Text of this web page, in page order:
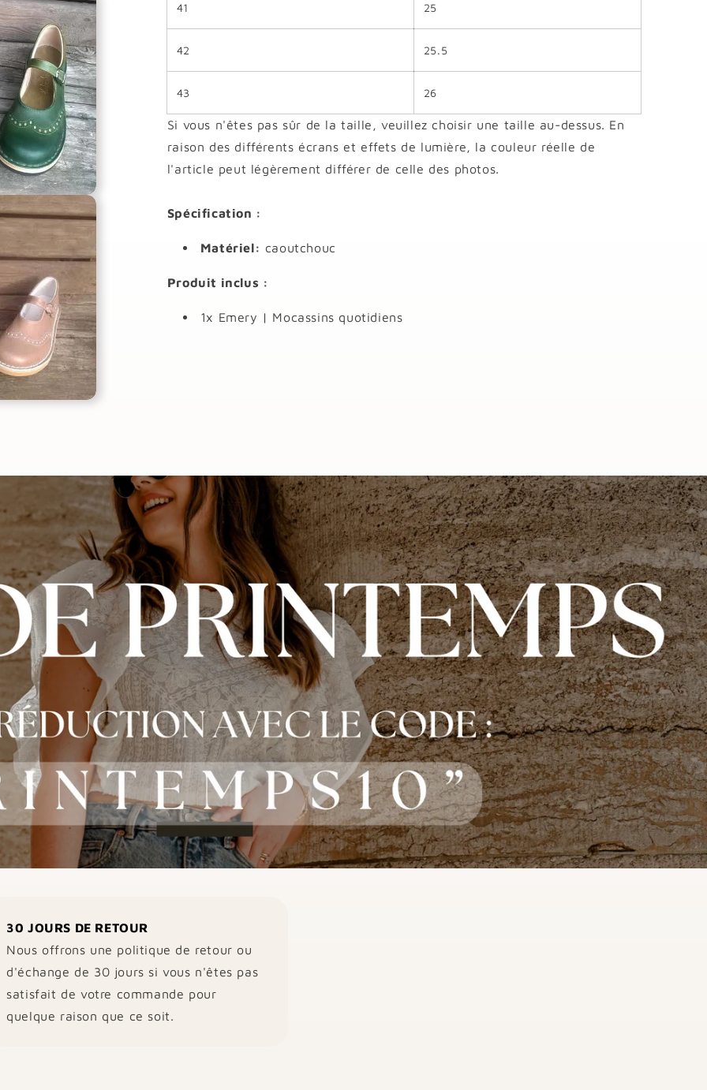
41 25
42 25.5
43 26
Si vous n'êtes pas sûr de la taille, veuillez choisir une taille au-dessus. En
raison des différents écrans et effets de lumière, la couleur réelle de
l'article peut légèrement différer de celle des photos.
Spécification :
Matériel: caoutchouc
Produit inclus :
1x Emery | Mocassins quotidiens
30 JOURS DE RETOUR
Nous offrons une politique de retour ou
d'échange de 30 jours si vous n'êtes pas
satisfait de votre commande pour
quelque raison que ce soit.